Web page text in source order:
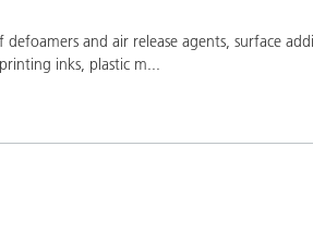
and air release agents, surface
inks, plastic m...